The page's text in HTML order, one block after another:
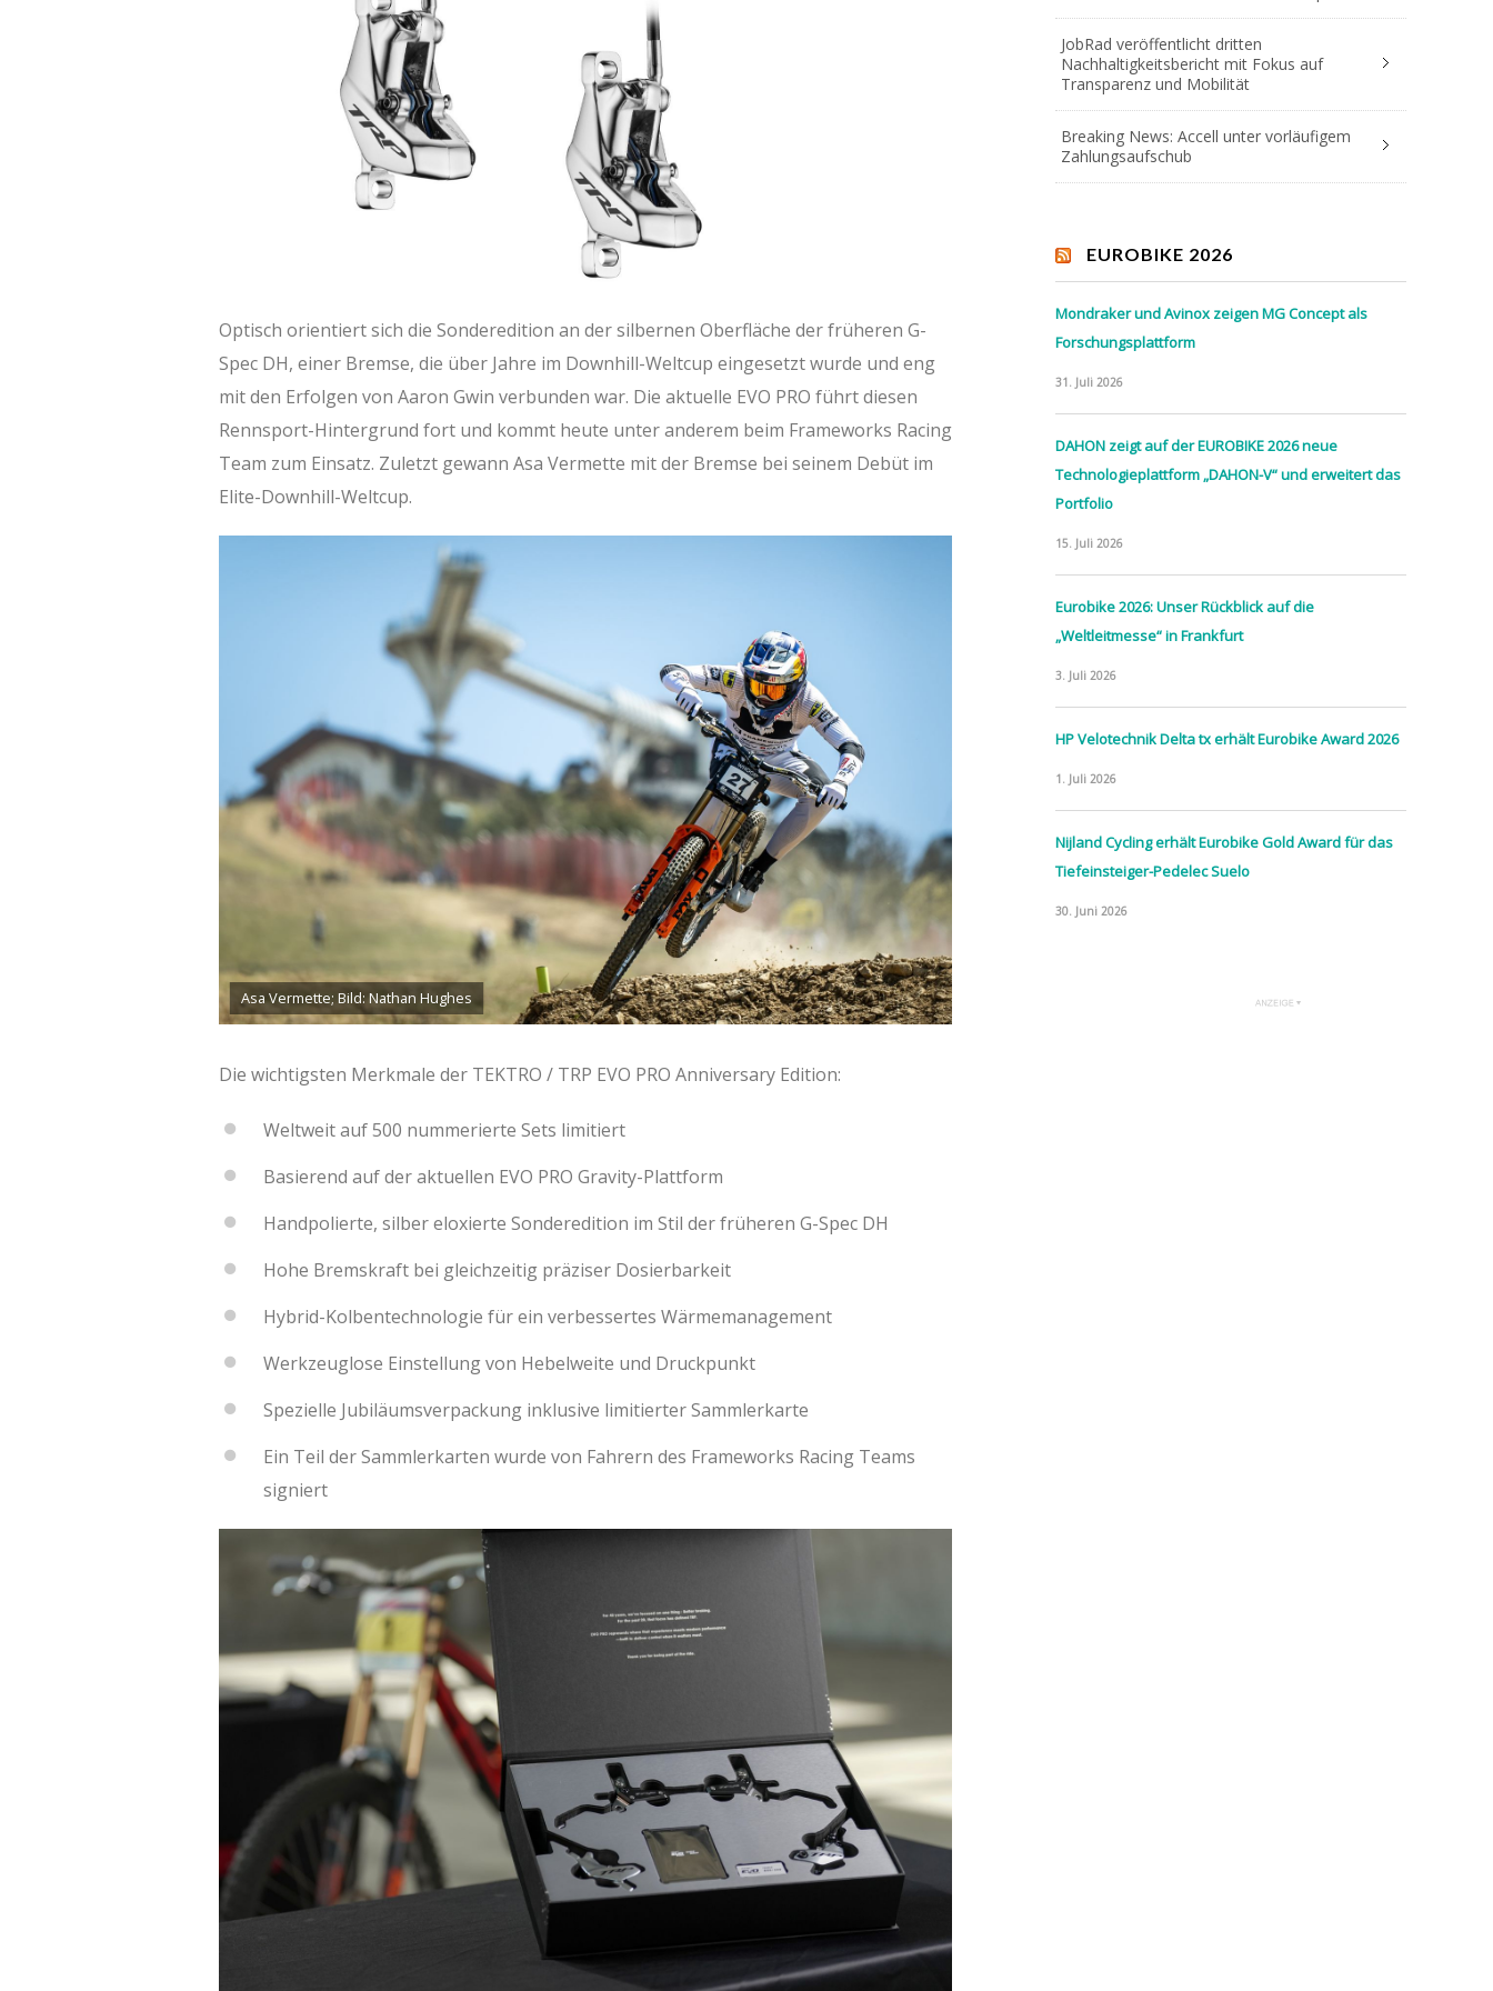
Optisch orientiert sich die Sonderedition an der silbernen Oberfläche der früheren G-
Spec DH, einer Bremse, die über Jahre im Downhill-Weltcup eingesetzt wurde und eng
mit den Erfolgen von Aaron Gwin verbunden war. Die aktuelle EVO PRO führt diesen
Rennsport-Hintergrund fort und kommt heute unter anderem beim Frameworks Racing
Team zum Einsatz. Zuletzt gewann Asa Vermette mit der Bremse bei seinem Debüt im
Elite-Downhill-Weltcup.
Asa Vermette; Bild: Nathan Hughes
Die wichtigsten Merkmale der TEKTRO / TRP EVO PRO Anniversary Edition:
Weltweit auf 500 nummerierte Sets limitiert
Basierend auf der aktuellen EVO PRO Gravity-Plattform
Handpolierte, silber eloxierte Sonderedition im Stil der früheren G-Spec DH
Hohe Bremskraft bei gleichzeitig präziser Dosierbarkeit
Hybrid-Kolbentechnologie für ein verbessertes Wärmemanagement
Werkzeuglose Einstellung von Hebelweite und Druckpunkt
Spezielle Jubiläumsverpackung inklusive limitierter Sammlerkarte
Ein Teil der Sammlerkarten wurde von Fahrern des Frameworks Racing Teams
signiert
JobRad veröffentlicht dritten
Nachhaltigkeitsbericht mit Fokus auf
Transparenz und Mobilität
Breaking News: Accell unter vorläufigem
Zahlungsaufschub
EUROBIKE 2026
Mondraker und Avinox zeigen MG Concept als
Forschungsplattform
31. Juli 2026
DAHON zeigt auf der EUROBIKE 2026 neue
Technologieplattform „DAHON-V“ und erweitert das
Portfolio
15. Juli 2026
Eurobike 2026: Unser Rückblick auf die
„Weltleitmesse“ in Frankfurt
3. Juli 2026
HP Velotechnik Delta tx erhält Eurobike Award 2026
1. Juli 2026
Nijland Cycling erhält Eurobike Gold Award für das
Tiefeinsteiger-Pedelec Suelo
30. Juni 2026